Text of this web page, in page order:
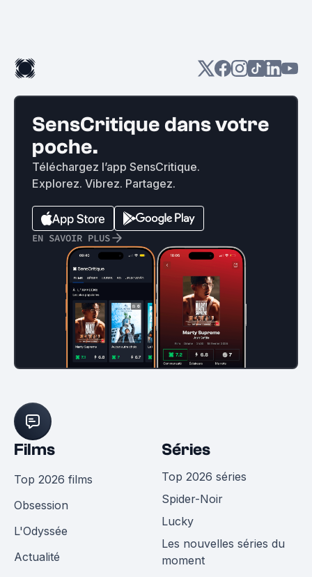
SensCritique dans votre
poche.
Téléchargez l’app SensCritique.
Explorez. Vibrez. Partagez.
EN SAVOIR PLUS
Films
Top 2026 films
Obsession
L'Odyssée
Actualité
Séries
Top 2026 séries
Spider-Noir
Lucky
Les nouvelles séries du
moment